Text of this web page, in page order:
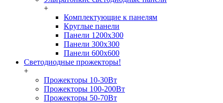
+
Комплектующие к панелям
Круглые панели
Панели 1200х300
Панели 300х300
Панели 600х600
Светодиодные прожекторы!
+
Прожекторы 10-30Вт
Прожекторы 100-200Вт
Прожекторы 50-70Вт